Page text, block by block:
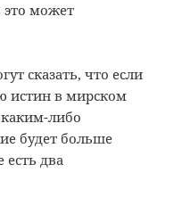
это может
сказать, что если
истин в мирском
либо
будет больше
есть два